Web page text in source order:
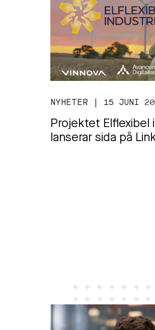
NYHETER | 15 JUNI
Projektet Elflexibel
lanserar sida på